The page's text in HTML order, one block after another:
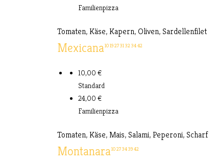
Familienpizza
Tomaten, Käse, Kapern, Oliven, Sardellenfilet
Mexicana10192731323442
10,00 €
Standard
24,00 €
Familienpizza
Tomaten, Käse, Mais, Salami, Peperoni, Scharf
Montanara1027343942